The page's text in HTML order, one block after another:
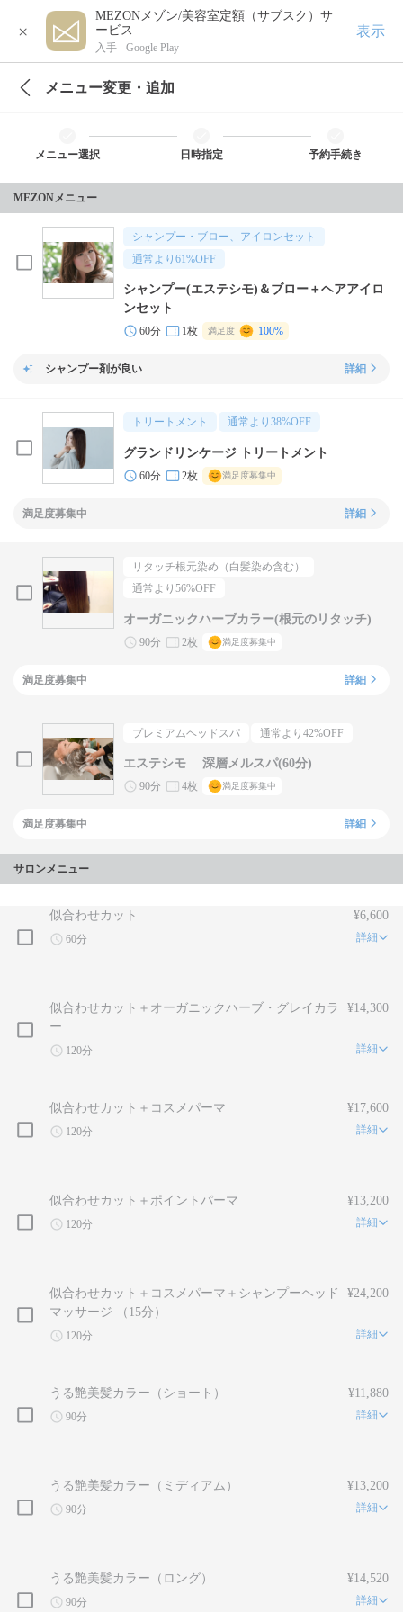
×
MEZONメゾン/美容室定額（サブスク）サ
ービス
入手 - Google Play
表示
メニュー変更・追加
メニュー選択 日時指定 予約手続き
MEZONメニュー
シャンプー・ブロー、アイロンセット
通常より 61%OFF
シャンプー(エステシモ)＆ブロー＋ヘアアイロ
ンセット
60分 1枚 満足度 100%
シャンプー剤が良い 詳細
トリートメント 通常より 38%OFF
グランドリンケージ トリートメント
60分 2枚 満足度募集中
満足度募集中 詳細
リタッチ根元染め（白髪染め含む）
通常より 56%OFF
オーガニックハーブカラー(根元のリタッチ)
90分 2枚 満足度募集中
満足度募集中 詳細
プレミアムヘッドスパ 通常より 42%OFF
エステシモ 深層メルスパ(60分)
90分 4枚 満足度募集中
満足度募集中 詳細
サロンメニュー
似合わせカット ¥6,600
60分 詳細
似合わせカット＋オーガニックハーブ・グレイカラ
ー
¥14,300
120分 詳細
似合わせカット＋コスメパーマ ¥17,600
120分 詳細
似合わせカット＋ポイントパーマ ¥13,200
120分 詳細
似合わせカット＋コスメパーマ＋シャンプーヘッド
マッサージ （15分）
¥24,200
120分 詳細
うる艶美髪カラー（ショート） ¥11,880
90分 詳細
うる艶美髪カラー（ミディアム） ¥13,200
90分 詳細
うる艶美髪カラー（ロング） ¥14,520
90分 詳細